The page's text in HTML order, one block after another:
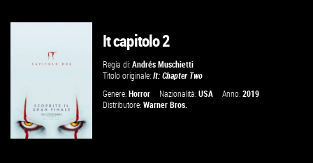
It capitolo 2
Regia di:Andrés Muschietti
Titolo originale:It: Chapter Two
Genere:Horror Nazionalità:USA Anno:2019
Distributore:Warner Bros.